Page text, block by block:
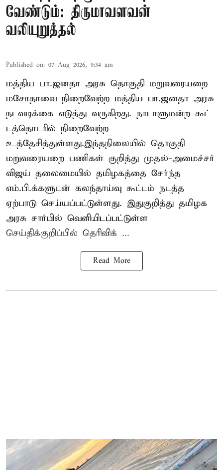
வேண்டும்: திருமாவளவன்
வலியுறுத்தல்
Published on: 07 Aug 2026, 9:34 am
மத்திய பா.ஜனதா அரசு தொகுதி மறுவரையறை
மசோதாவை நிறைவேற்ற மத்திய பா.ஜனதா அரசு
நடவடிக்கை எடுத்து வருகிறது. நாடாளுமன்ற கூட்
டத்தொடரில் நிறைவேற்ற
உத்தேசித்துள்ளது.இந்தநிலையில் தொகுதி
மறுவரையறை பணிகள் குறித்து முதல்-அமைச்சர்
விஜய் தலைமையில் தமிழகத்தை சேர்ந்த
எம்.பி.க்களுடன் கலந்தாய்வு கூட்டம் நடத்த
ஏற்பாடு செய்யப்பட்டுள்ளது. இதுகுறித்து தமிழக
அரசு சார்பில் வெளியிடப்பட்டுள்ள
செய்திக்குறிப்பில் தெரிவிக் ...
Read More